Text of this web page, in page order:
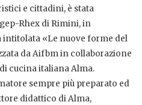
e cittadini, è stata
Rhex di Rimini, in
«Le nuove forme del
da Aifbm in collaborazione
cucina italiana Alma.
sempre più preparato ed
didattico di Alma,